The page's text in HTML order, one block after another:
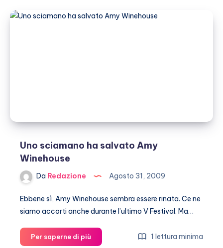
nastri
Uno sciamano ha salvato Amy
Winehouse
Da Redazione Agosto 31, 2009
Ebbene sì, Amy Winehouse sembra essere rinata. Ce ne
siamo accorti anche durante l’ultimo V Festival. Ma…
Per saperne di più 1 lettura minima